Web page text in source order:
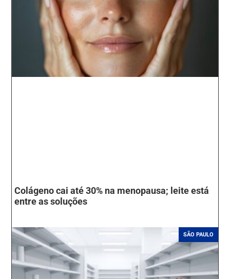
Colágeno cai até 30% na menopausa; leite está
entre as soluções
SÃO PAULO